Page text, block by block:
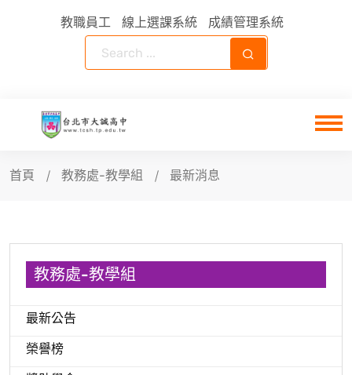
教職員工 線上選課系統 成績管理系統
首頁 教務處-教學組 最新消息
教務處-教學組
最新公告
榮譽榜